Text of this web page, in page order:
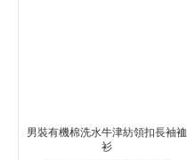
男裝有機棉洗水牛津紡領扣長袖裇
衫